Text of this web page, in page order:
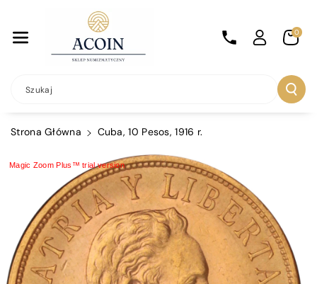
Szukaj
0
Strona Główna Cuba, 10 Pesos, 1916 r.
Magic Zoom Plus™ trial version